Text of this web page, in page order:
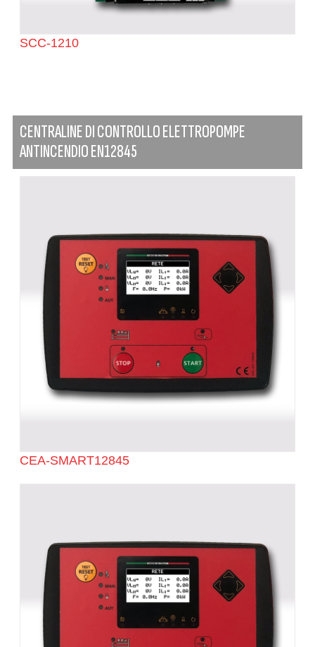
SCC-1210
CENTRALINE DI CONTROLLO ELETTROPOMPE
ANTINCENDIO EN12845
CEA-SMART12845